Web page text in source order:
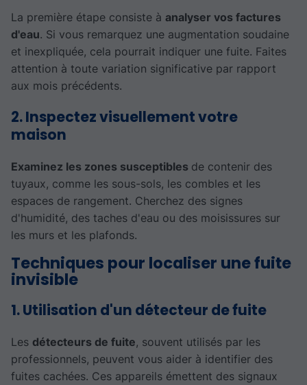
La première étape consiste à analyser vos factures
d'eau. Si vous remarquez une augmentation soudaine
et inexpliquée, cela pourrait indiquer une fuite. Faites
attention à toute variation significative par rapport
aux mois précédents.
2. Inspectez visuellement votre
maison
Examinez les zones susceptibles de contenir des
tuyaux, comme les sous-sols, les combles et les
espaces de rangement. Cherchez des signes
d'humidité, des taches d'eau ou des moisissures sur
les murs et les plafonds.
Techniques pour localiser une fuite
invisible
1. Utilisation d'un détecteur de fuite
Les détecteurs de fuite, souvent utilisés par les
professionnels, peuvent vous aider à identifier des
fuites cachées. Ces appareils émettent des signaux